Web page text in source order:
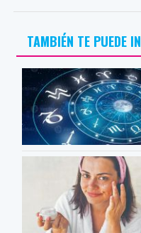
TAMBIÉN TE PUEDE